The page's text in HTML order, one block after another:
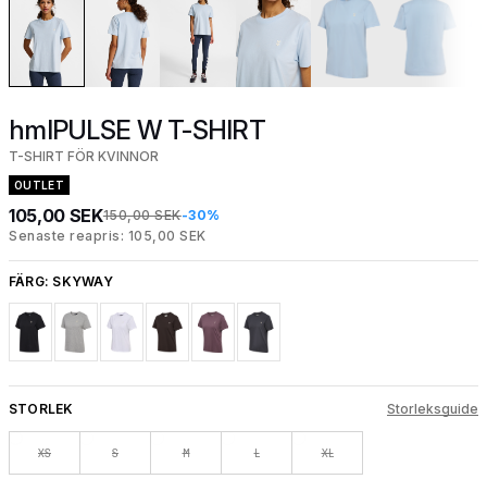
hmlPULSE W T-SHIRT
T-SHIRT FÖR KVINNOR
OUTLET
105,00 SEK150,00 SEK-30%
Senaste reapris: 105,00 SEK
FÄRG: SKYWAY
STORLEK Storleksguide
XS S M L XL